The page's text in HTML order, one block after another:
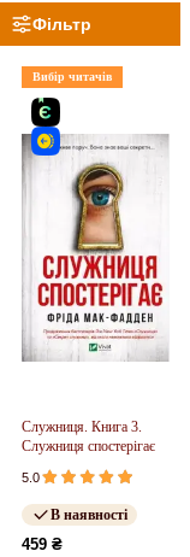
Фільтр
Вибір читачів
Служниця. Книга 3.
Служниця спостерігає
5.0
В наявності
459 ₴